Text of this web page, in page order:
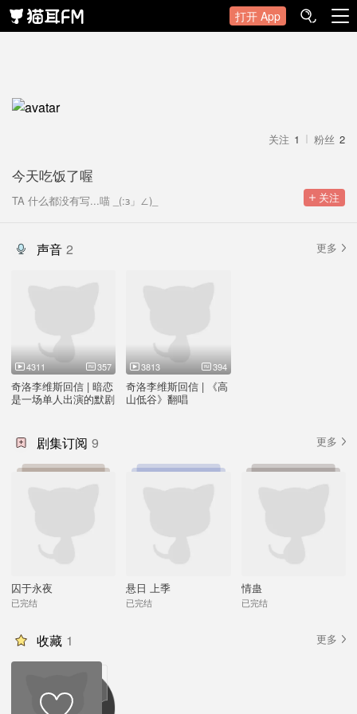
打开 App
粉丝 2
关注 1
今天吃饭了喔
TA 什么都没有写...喵 _(:з」∠)_ 关注
声音 2 更多
奇洛李维斯回信 | 暗恋
是一场单人出演的默剧
4311 357
奇洛李维斯回信 | 《高
山低谷》翻唱
3813 394
剧集订阅 9 更多
囚于永夜
已完结
悬日 上季
已完结
情蛊
已完结
收藏 1 更多